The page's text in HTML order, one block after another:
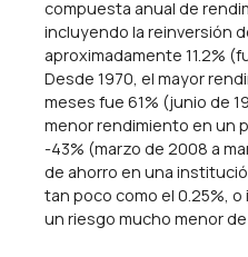
compuesta anual de
incluyendo la reinversión
aproximadamente 11.2%
Desde 1970, el mayor
meses fue 61% (junio de
menor rendimiento en un
-43% (marzo de 2008 a
de ahorro en una
tan poco como el 0.25%,
un riesgo mucho menor